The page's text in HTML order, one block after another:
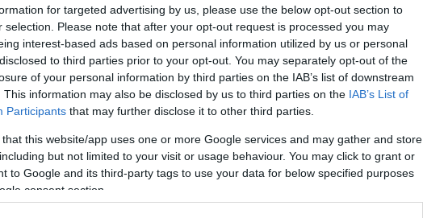
for targeted advertising by us, please use the below opt-out section to
selection. Please note that after your opt-out request is processed you may
interest-based ads based on personal information utilized by us or personal
to third parties prior to your opt-out. You may separately opt-out of the
of your personal information by third parties on the IAB’s list of downstream
This information may also be disclosed by us to third parties on the IAB’s List of
Participants that may further disclose it to other third parties.
that this website/app uses one or more Google services and may gather and store
but not limited to your visit or usage behaviour. You may click to grant or
to Google and its third-party tags to use your data for below specified purposes
consent section.
SHARE Commenti